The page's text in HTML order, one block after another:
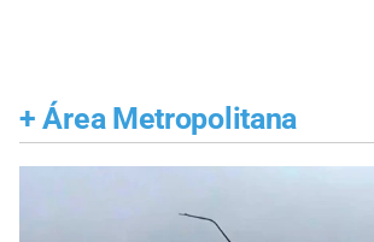
+ Área Metropolitana